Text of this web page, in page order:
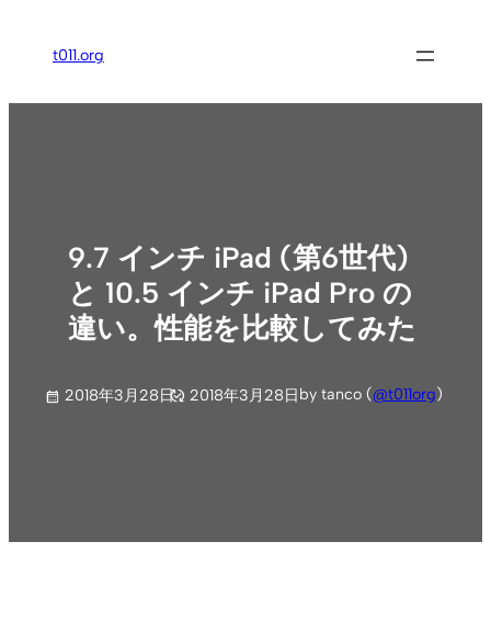
ス
t011.org
9.7 インチ iPad (第6世代)
と 10.5 インチ iPad Pro の
違い。性能を比較してみた
2018年3月28日 2018年3月28日by tanco (@t011org)